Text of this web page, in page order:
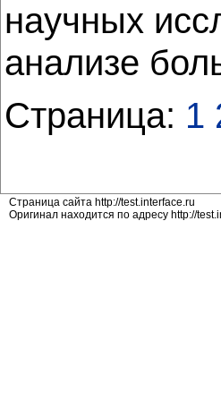
научных
анализе
Страница: 1
Страница сайта http://test.interface.ru
Оригинал находится по адресу http://